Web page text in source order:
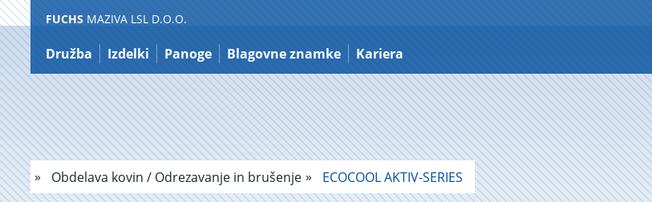
Nazaj
na
vsebino
FUCHS MAZIVA LSL D.O.O.
Družba Izdelki Panoge Blagovne znamke Kariera
Obdelava kovin / Odrezavanje in brušenje ECOCOOL AKTIV-SERIES